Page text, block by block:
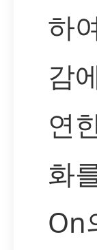
하
감
연
화
On